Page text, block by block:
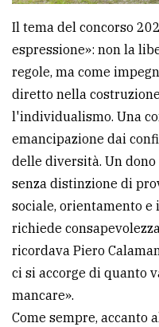
Il tema del concorso
espressione»: non la
regole, ma come
diretto nella
l'individualismo. Una
emancipazione dai
delle diversità. Un
senza distinzione di
sociale, orientamento e
richiede
ricordava Piero
ci si accorge di quanto
mancare».
Come sempre, accanto